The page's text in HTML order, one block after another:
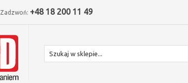
Zadzwoń: +48 18 200 11 49